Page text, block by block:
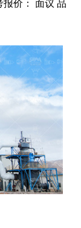
报价： 面议 品